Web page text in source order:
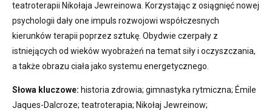
teatroterapii Nikołaja Jewreinowa. Korzystając z osiągnięć nowej
psychologii dały one impuls rozwojowi współczesnych
kierunków terapii poprzez sztukę. Obydwie czerpały z
istniejących od wieków wyobrażeń na temat siły i oczyszczania,
a także obrazu ciała jako systemu energetycznego.
Słowa kluczowe: historia zdrowia; gimnastyka rytmiczna; Émile
Jaques-Dalcroze; teatroterapia; Nikołaj Jewreinow;